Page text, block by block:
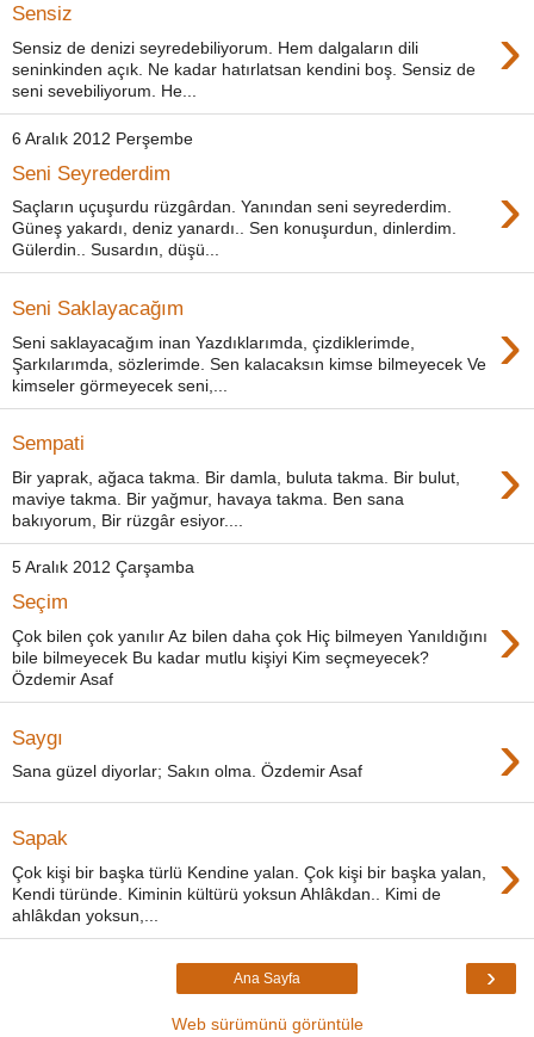
Sensiz ›
Sensiz de denizi seyredebiliyorum. Hem dalgaların dili
seninkinden açık. Ne kadar hatırlatsan kendini boş. Sensiz de
seni sevebiliyorum. He...
6 Aralık 2012 Perşembe
Seni Seyrederdim ›
Saçların uçuşurdu rüzgârdan. Yanından seni seyrederdim.
Güneş yakardı, deniz yanardı.. Sen konuşurdun, dinlerdim.
Gülerdin.. Susardın, düşü...
Seni Saklayacağım ›
Seni saklayacağım inan Yazdıklarımda, çizdiklerimde,
Şarkılarımda, sözlerimde. Sen kalacaksın kimse bilmeyecek Ve
kimseler görmeyecek seni,...
Sempati ›
Bir yaprak, ağaca takma. Bir damla, buluta takma. Bir bulut,
maviye takma. Bir yağmur, havaya takma. Ben sana
bakıyorum, Bir rüzgâr esiyor....
5 Aralık 2012 Çarşamba
Seçim ›
Çok bilen çok yanılır Az bilen daha çok Hiç bilmeyen Yanıldığını
bile bilmeyecek Bu kadar mutlu kişiyi Kim seçmeyecek?
Özdemir Asaf
Saygı ›
Sana güzel diyorlar; Sakın olma. Özdemir Asaf
Sapak ›
Çok kişi bir başka türlü Kendine yalan. Çok kişi bir başka yalan,
Kendi türünde. Kiminin kültürü yoksun Ahlâkdan.. Kimi de
ahlâkdan yoksun,...
›
Ana Sayfa
Web sürümünü görüntüle